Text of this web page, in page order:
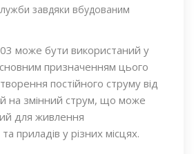
завдяки вбудованим
може бути використаний у
призначенням цього
постійного струму від
на змінний струм, що може
для живлення
приладів у різних місцях.